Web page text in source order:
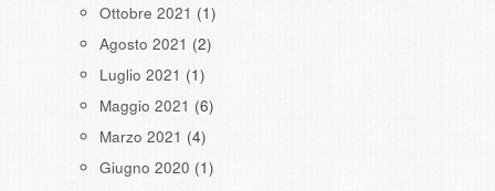
Ottobre 2021 (1)
Agosto 2021 (2)
Luglio 2021 (1)
Maggio 2021 (6)
Marzo 2021 (4)
Giugno 2020 (1)